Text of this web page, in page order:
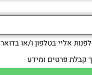
אליי בטלפון ו/או בדואר
קבלת פרטים ומידע